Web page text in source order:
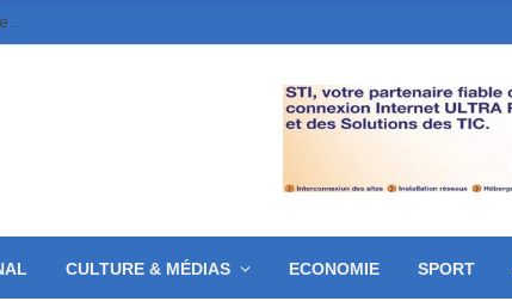
Moundou : 10 jeunes entrepreneurs retenus dans le cadre du projet MounDix
CULTURE & MÉDIAS ECONOMIE SPORT